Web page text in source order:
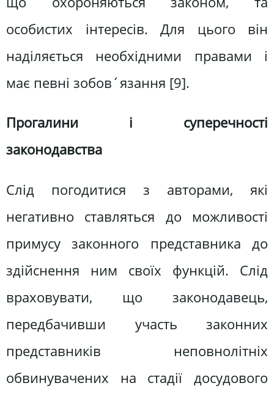
особистих інтересів. Для цього він
наділяється необхідними правами і
має певні зобов´язання [9].
Прогалини і суперечності
законодавства
Слід погодитися з авторами, які
негативно ставляться до можливості
примусу законного представника до
здійснення ним своїх функцій. Слід
враховувати, що законодавець,
передбачивши участь законних
представників неповнолітніх
обвинувачених на стадії досудового